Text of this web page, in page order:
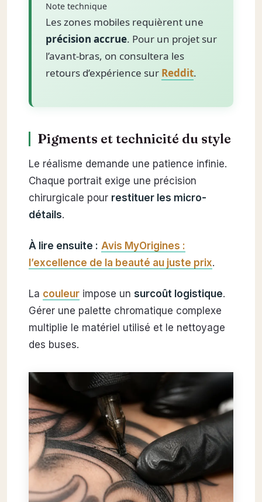
Note technique
Les zones mobiles requièrent une
précision accrue. Pour un projet sur
l’avant-bras, on consultera les
retours d’expérience sur Reddit.
Pigments et technicité du style
Le réalisme demande une patience infinie.
Chaque portrait exige une précision
chirurgicale pour restituer les micro-
détails.
À lire ensuite : Avis MyOrigines :
l’excellence de la beauté au juste prix.
La couleurimpose un surcoût logistique.
Gérer une palette chromatique complexe
multiplie le matériel utilisé et le nettoyage
des buses.